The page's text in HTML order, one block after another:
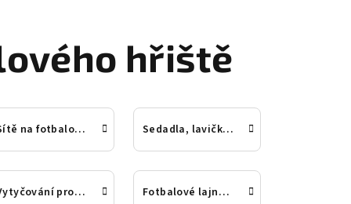
hřiště
Sítě na fotbalové branky Sedadla, lavičky, střídačky pro fotbalisty
Vytyčování prostoru fotbalového hřiště Fotbalové lajnovačky